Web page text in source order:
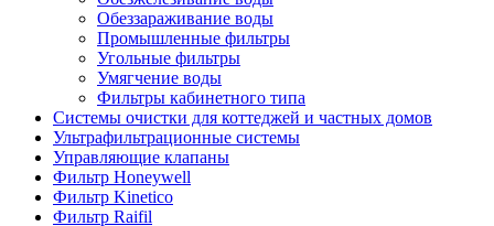
Обеззараживание воды
Промышленные фильтры
Угольные фильтры
Умягчение воды
Фильтры кабинетного типа
Системы очистки для коттеджей и частных домов
Ультрафильтрационные системы
Управляющие клапаны
Фильтр Honeywell
Фильтр Kinetico
Фильтр Raifil